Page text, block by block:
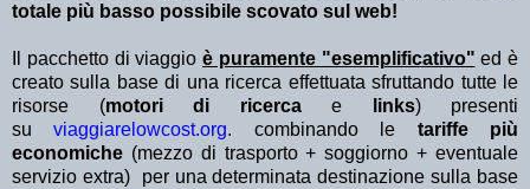
totale più basso possibile scovato sul web!
Il pacchetto di viaggio è puramente "esemplificativo" ed è
creato sulla base di una ricerca effettuata sfruttando tutte le
risorse (motori di ricerca e links) presenti
suviaggiarelowcost.org. combinando le tariffe più
economiche (mezzo di trasporto + soggiorno + eventuale
servizio extra)
per una determinata destinazione sulla base